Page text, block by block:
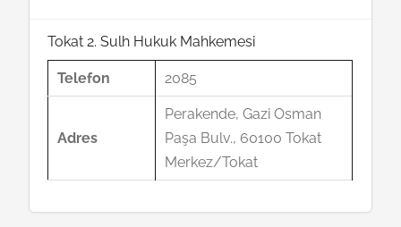
Tokat 2. Sulh Hukuk Mahkemesi
Telefon 2085
Adres
Perakende, Gazi Osman
Paşa Bulv., 60100 Tokat
Merkez/Tokat